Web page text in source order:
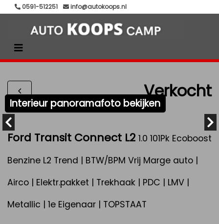
0591-512251 info@autokoops.nl
Verkocht
Interieur panoramafoto bekijken
Ford Transit Connect L2 1.0 101Pk Ecoboost
Benzine L2 Trend | BTW/BPM Vrij Marge auto |
Airco | Elektr.pakket | Trekhaak | PDC | LMV |
Metallic | 1e Eigenaar | TOPSTAAT